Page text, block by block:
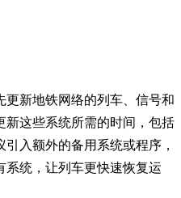
新地铁网络的列车、信号和
新这些系统所需的时间，包括
入额外的备用系统或程序，
系统，让列车更快速恢复运